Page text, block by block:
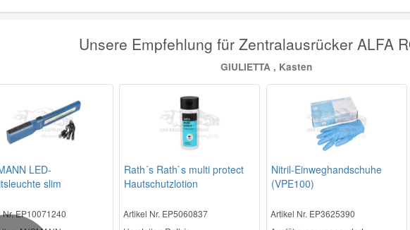
Unsere Empfehlung für Zentralausrücker ALFA
GIULIETTA , Kasten
LED-
slim
Nr. EP10071240
Rath´s Rath`s multi protect
Hautschutzlotion
Artikel Nr. EP5060837
Nitril-Einweghandschuhe
(VPE100)
Artikel Nr. EP3625390